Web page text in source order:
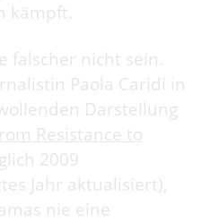
kämpft.
falscher nicht sein.
Paola Caridi in
Darstellung
Resistance to
2009
Jahr aktualisiert),
nie eine